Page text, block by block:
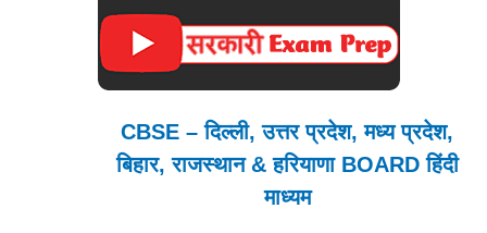
CBSE – दिल्ली, उत्तर प्रदेश, मध्य प्रदेश,
बिहार, राजस्थान & हरियाणा BOARD हिंदी
माध्यम